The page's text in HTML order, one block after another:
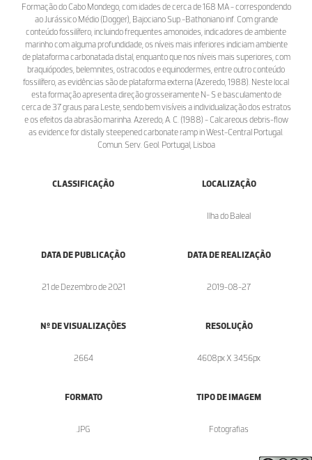
Formação do Cabo Mondego, com idades de cerca de 168 MA - correspondendo
ao Jurássico Médio (Dogger), Bajociano Sup.-Bathoniano inf. Com grande
conteúdo fossilífero, incluindo frequentes amonoides, indicadores de ambiente
marinho com alguma profundidade, os níveis mais inferiores indiciam ambiente
de plataforma carbonatada distal, enquanto que nos níveis mais superiores, com
braquiópodes, belemnites, ostracodos e equinodermes, entre outro conteúdo
fossilífero, as evidências são de plataforma externa (Azeredo, 1988). Neste local
esta formação apresenta direção grosseiramente N- S e basculamento de
cerca de 37 graus para Leste, sendo bem visíveis a individualização dos estratos
e os efeitos da abrasão marinha. Azeredo, A. C. (1988) - Calcareous debris-flow
as evidence for distally steepened carbonate ramp in West-Central Portugal.
Comun. Serv. Geol. Portugal, Lisboa
CLASSIFICAÇÃO LOCALIZAÇÃO
Ilha do Baleal
DATA DE PUBLICAÇÃO
21 de Dezembro de 2021
DATA DE REALIZAÇÃO
2019-08-27
Nº DE VISUALIZAÇÕES
2664
RESOLUÇÃO
4608px X 3456px
FORMATO
.JPG
TIPO DE IMAGEM
Fotografias